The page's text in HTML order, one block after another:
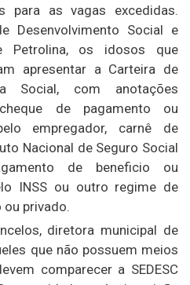
para as vagas excedidas.
Desenvolvimento Social e
Petrolina, os idosos que
apresentar a Carteira de
Social, com anotações
de pagamento ou
empregador, carnê de
Nacional de Seguro Social
de beneficio ou
INSS ou outro regime de
ou privado.
diretora municipal de
que não possuem meios
comparecer a SEDESC